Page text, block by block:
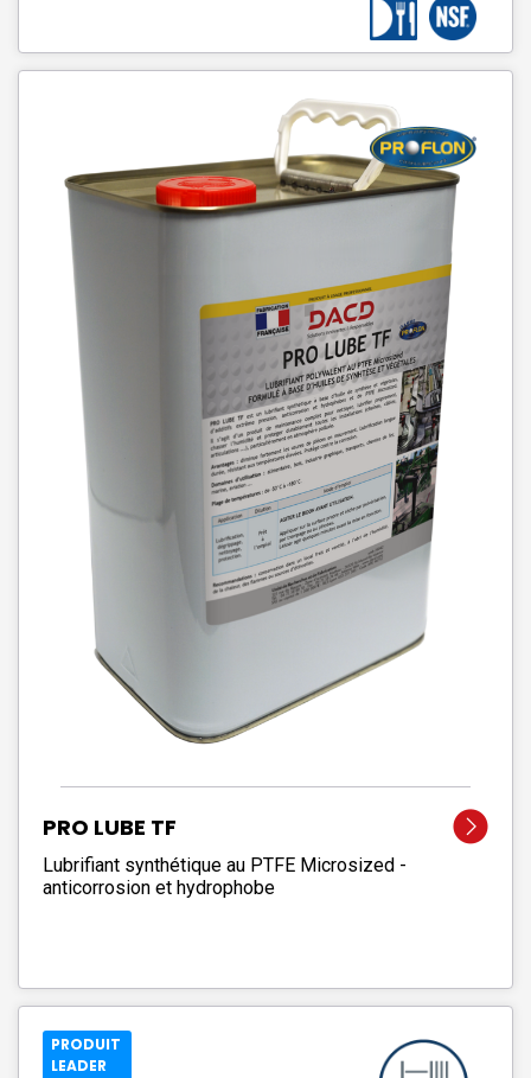
PRO LUBE TF
Lubrifiant synthétique au PTFE Microsized -
anticorrosion et hydrophobe
PRODUIT
LEADER